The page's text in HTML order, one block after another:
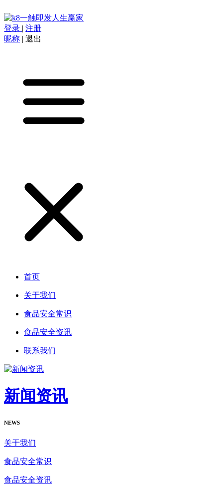
登录 | 注册
昵称 | 退出
首页
关于我们
食品安全常识
食品安全资讯
联系我们
新闻资讯
NEWS
关于我们
食品安全常识
食品安全资讯